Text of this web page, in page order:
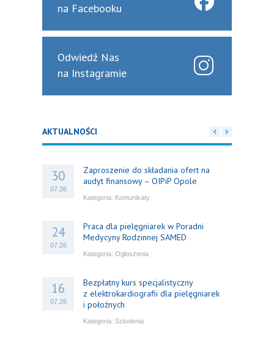
na Facebooku
Odwiedź Nas
na Instagramie
AKTUALNOŚCI
30
07.26
Zaproszenie do składania ofert na
audyt finansowy – OIPiP Opole
Kategoria: Komunikaty
24
07.26
Praca dla pielęgniarek w Poradni
Medycyny Rodzinnej SAMED
Kategoria: Ogłoszenia
16
07.26
Bezpłatny kurs specjalistyczny
z elektrokardiografii dla pielęgniarek
i położnych
Kategoria: Szkolenia